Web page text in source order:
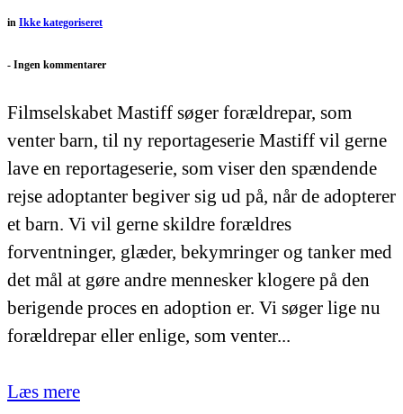
in Ikke kategoriseret
- Ingen kommentarer
Filmselskabet Mastiff søger forældrepar, som
venter barn, til ny reportageserie Mastiff vil gerne
lave en reportageserie, som viser den spændende
rejse adoptanter begiver sig ud på, når de adopterer
et barn. Vi vil gerne skildre forældres
forventninger, glæder, bekymringer og tanker med
det mål at gøre andre mennesker klogere på den
berigende proces en adoption er. Vi søger lige nu
forældrepar eller enlige, som venter...
Læs mere